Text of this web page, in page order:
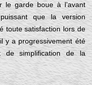
le garde boue à l’avant
que la version
toute satisfaction lors de
y a progressivement été
de simplification de la